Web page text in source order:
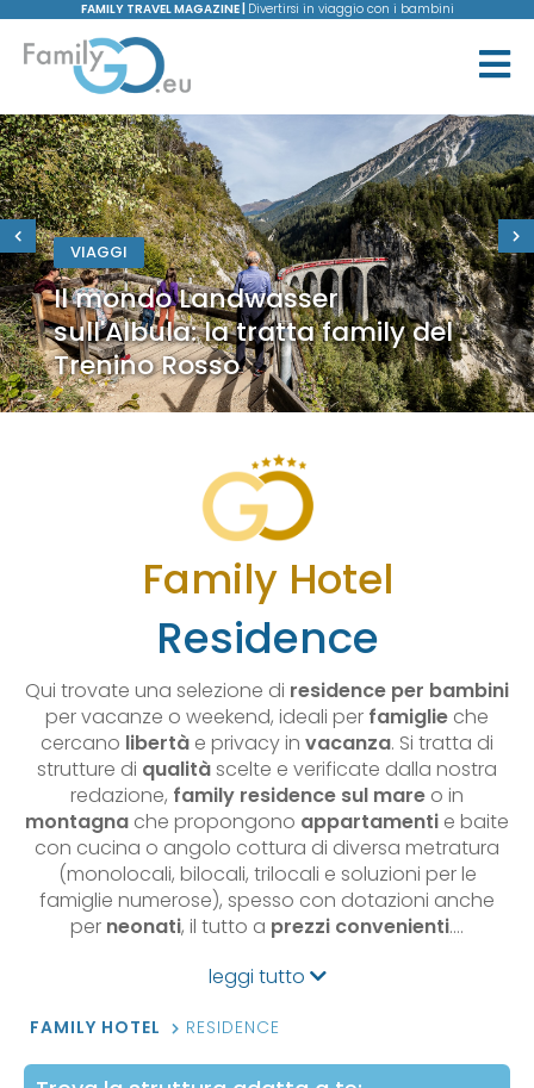
FAMILY TRAVEL MAGAZINE | Divertirsi in viaggio con i bambini
VIAGGI
Il mondo Landwasser
sull'Albula: la tratta family del
Trenino Rosso
Family Hotel
Residence
Qui trovate una selezione di residence per bambini
per vacanze o weekend, ideali per famiglie che
cercano libertà e privacy in vacanza. Si tratta di
strutture di qualitàscelte e verificate dalla nostra
redazione, family residence sul mare o in
montagna che propongono appartamenti e baite
con cucina o angolo cottura di diversa metratura
(monolocali, bilocali, trilocali e soluzioni per le
famiglie numerose), spesso con dotazioni anche
per neonati, il tutto a prezzi convenienti.…
leggi tutto
FAMILY HOTEL RESIDENCE